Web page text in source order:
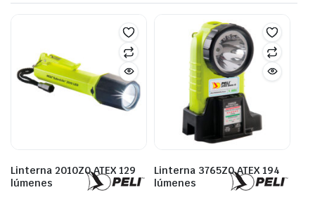
Linterna 2010Z0 ATEX 129
lúmenes
Linterna 3765Z0 ATEX 194
lúmenes